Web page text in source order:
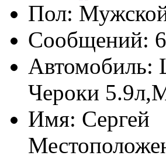
Пол:
Сообщений:
Автомобиль:
Чероки
Имя: Сергей